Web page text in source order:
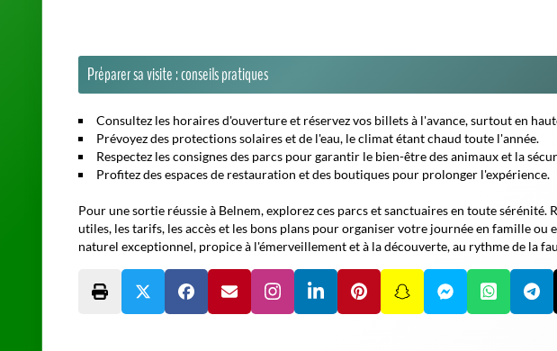
Préparer sa visite : conseils pratiques
Consultez les horaires d'ouverture et réservez vos billets à l'avance, surtout en
Prévoyez des protections solaires et de l'eau, le climat étant chaud toute l'année.
Respectez les consignes des parcs pour garantir le bien-être des animaux et la
Profitez des espaces de restauration et des boutiques pour prolonger l'expérience.
Pour une sortie réussie à Belnem, explorez ces parcs et sanctuaires en toute
utiles, les tarifs, les accès et les bons plans pour organiser votre journée en famille ou
naturel exceptionnel, propice à l'émerveillement et à la découverte, au rythme de la